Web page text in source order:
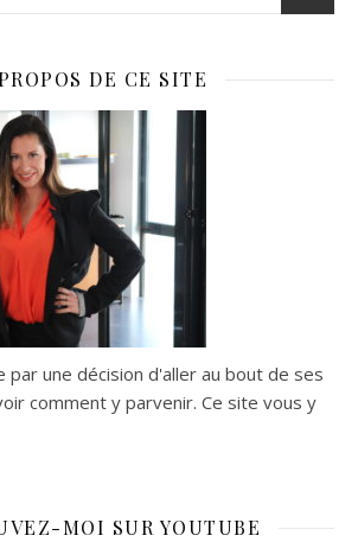
DE CE SITE
par une décision d'aller au bout de ses
comment y parvenir. Ce site vous y
MOI SUR YOUTUBE